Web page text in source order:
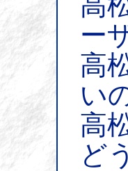
ー
高
い
高
ど